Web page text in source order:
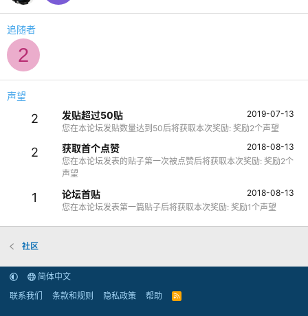
追随者
2
声望
2 2019-07-13
发贴超过50贴
您在本论坛发贴数量达到50后将获取本次奖励: 奖励2个声望
2 2018-08-13
获取首个点赞
您在本论坛发表的贴子第一次被点赞后将获取本次奖励: 奖励2个
声望
1 2018-08-13
论坛首贴
您在本论坛发表第一篇贴子后将获取本次奖励: 奖励1个声望
社区
简体中文
联系我们
条款和规则 隐私政策 帮助
R